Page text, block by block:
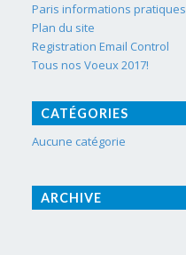
Paris informations pratiques
Plan du site
Registration Email Control
Tous nos Voeux 2017!
CATÉGORIES
Aucune catégorie
ARCHIVE